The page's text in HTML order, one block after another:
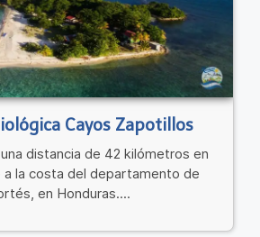
Cayos Zapotillos
distancia de 42 kilómetros en
a la costa del departamento de
en Honduras....